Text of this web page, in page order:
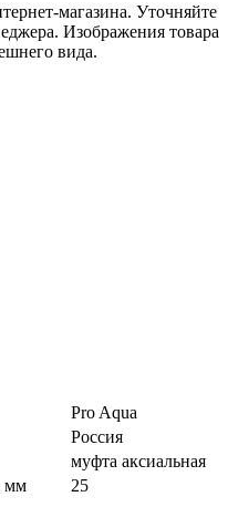
магазина. Уточняйте
Изображения товара
вида.
Pro Aqua
Россия
муфта аксиальная
мм
25